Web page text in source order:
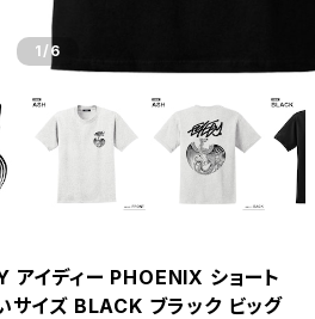
1 /6
イディー PHOENIX ショート
サイズ BLACK ブラック ビッグ